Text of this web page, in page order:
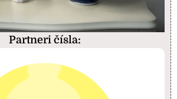
Partneri čísla: